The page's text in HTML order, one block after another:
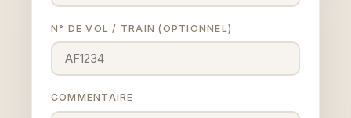
N° DE VOL / TRAIN (OPTIONNEL)
COMMENTAIRE